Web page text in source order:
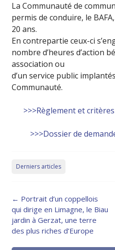
La Communauté de
permis de conduire, le
20 ans.
En contrepartie ceux-ci
nombre d’heures d’action
association ou
d’un service public
Communauté.
>>>Règlement et critères
>>>Dossier de
Derniers articles
Post
navigation
← Portrait d’un coppellois
qui dirige en Limagne, le Biau
jardin à Gerzat, une terre
des plus riches d’Europe